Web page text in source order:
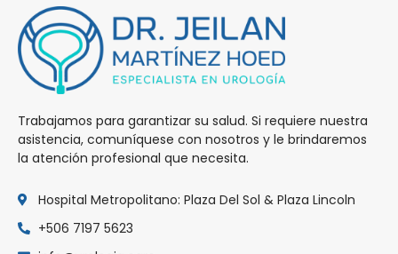
Trabajamos para garantizar su salud. Si requiere nuestra
asistencia, comuníquese con nosotros y le brindaremos
la atención profesional que necesita.
Hospital Metropolitano: Plaza Del Sol & Plaza Lincoln
+506 7197 5623